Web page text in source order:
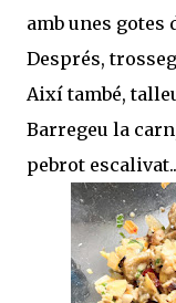
amb unes gotes
Després,
Així també,
Barregeu la
pebrot